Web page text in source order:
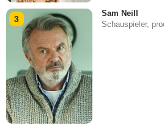
3
Sam Neill
Schauspieler,